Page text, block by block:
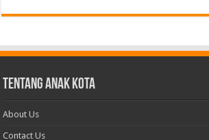
Tentang Anak Kota
About Us
Contact Us